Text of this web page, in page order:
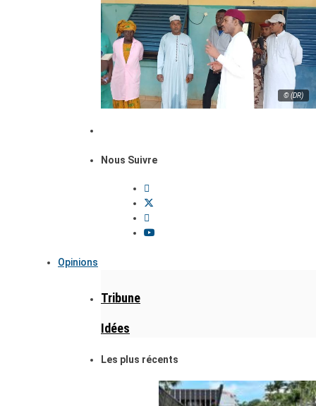
© (DR)
Nous Suivre
Opinions
Tribune
Idées
Les plus récents